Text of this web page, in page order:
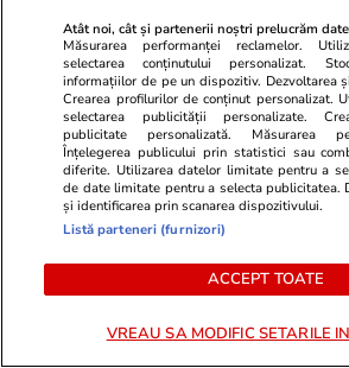
Știri România
Vacanță vacarm în Cheile
Sohodolului: mititei, motoare și
calcar
Știri România
Atât noi, cât și partenerii noștri prelucrăm
Măsurarea performanței reclamelor.
selectarea conținutului personalizat.
informațiilor de pe un dispozitiv. Dezvoltarea
Crearea profilurilor de conținut personalizat.
selectarea publicității personalizate.
publicitate personalizată. Măsurarea
Înțelegerea publicului prin statistici sau
diferite. Utilizarea datelor limitate pentru a
de date limitate pentru a selecta publicitatea.
și identificarea prin scanarea dispozitivului.
Listă parteneri (furnizori)
ACCEPT TOATE
VREAU SA MODIFIC SETARILE